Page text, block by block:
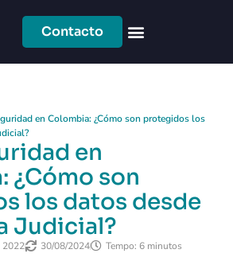
Contacto
en Colombia: ¿Cómo son protegidos los
en
¿Cómo son
los datos desde
Judicial?
2022 30/08/2024 Tempo: 6 minutos